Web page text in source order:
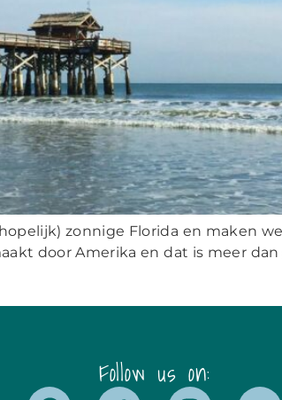
zonnige Florida en maken
door Amerika en dat is meer
Follow us on: